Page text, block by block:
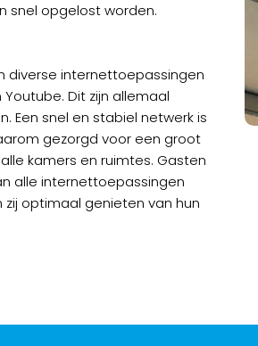
snel opgelost worden.
diverse internettoepassingen
Youtube. Dit zijn allemaal
Een snel en stabiel netwerk is
gezorgd voor een groot
kamers en ruimtes. Gasten
alle internettoepassingen
zij optimaal genieten van hun